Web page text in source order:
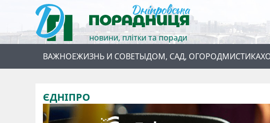
новини, плітки та поради
ВАЖНОЕЖИЗНЬ И СОВЕТЫДОМ, САД, ОГОРОДМИСТИКА
ЄДНІПРО